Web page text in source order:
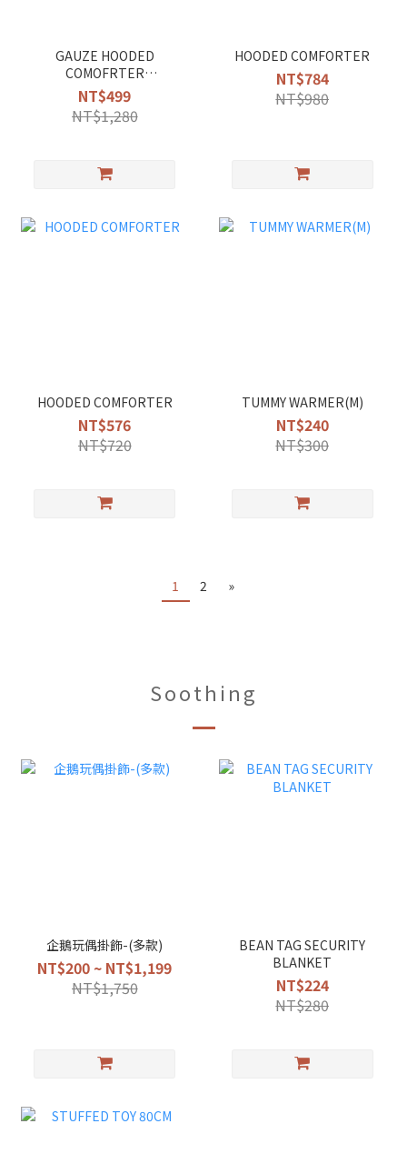
GAUZE HOODED
COMOFRTER
120*120CM
NT$499
NT$1,280
HOODED COMFORTER
NT$784
NT$980
HOODED COMFORTER
NT$576
NT$720
TUMMY WARMER(M)
NT$240
NT$300
1 2 »
Soothing
企鵝玩偶掛飾-(多款)
NT$200 ~ NT$1,199
NT$1,750
BEAN TAG SECURITY
BLANKET
NT$224
NT$280